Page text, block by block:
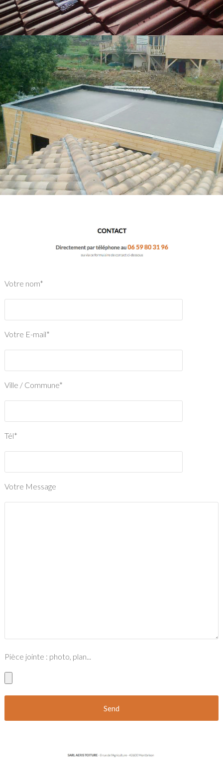
Votre nom*
Votre E-mail*
Ville / Commune*
Tél*
Votre Message
Pièce jointe : photo, plan...